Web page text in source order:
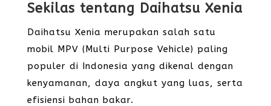
Sekilas tentang Daihatsu Xenia
Daihatsu Xenia merupakan salah satu
mobil MPV (Multi Purpose Vehicle) paling
populer di Indonesia yang dikenal dengan
kenyamanan, daya angkut yang luas, serta
efisiensi bahan bakar.